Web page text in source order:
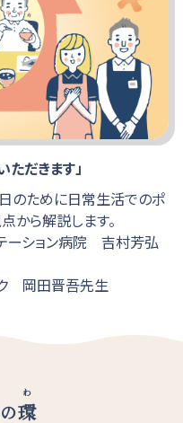
ただきます」
のために日常生活でのポ
点から解説します。
テーション病院 吉村芳弘
ク 岡田晋吾先生
環
わ